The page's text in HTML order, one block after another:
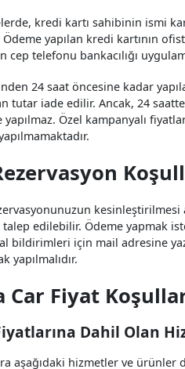
kredi kartı sahibinin ismi
Ödeme yapılan kredi kartının
cep telefonu bankacılığı
24 saat öncesine kadar
tutar iade edilir. Ancak, 24
Özel kampanyalı
kesinleştirilmesi
edilebilir. Ödeme yapmak
bildirimleri için mail adresine
yapılmalıdır.
Fiyat
Dahil Olan
aşağıdaki hizmetler ve ürünler